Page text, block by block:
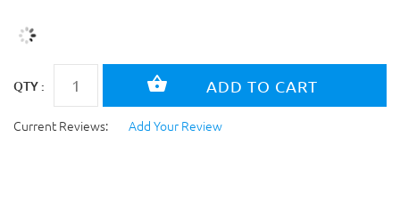
QTY :
Current Reviews: Add Your Review